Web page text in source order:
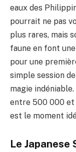
eaux des
pourrait ne pas
plus rares, mais
faune en font
pour une
simple session
magie
entre 500 000 et
est le moment
Le Japanese